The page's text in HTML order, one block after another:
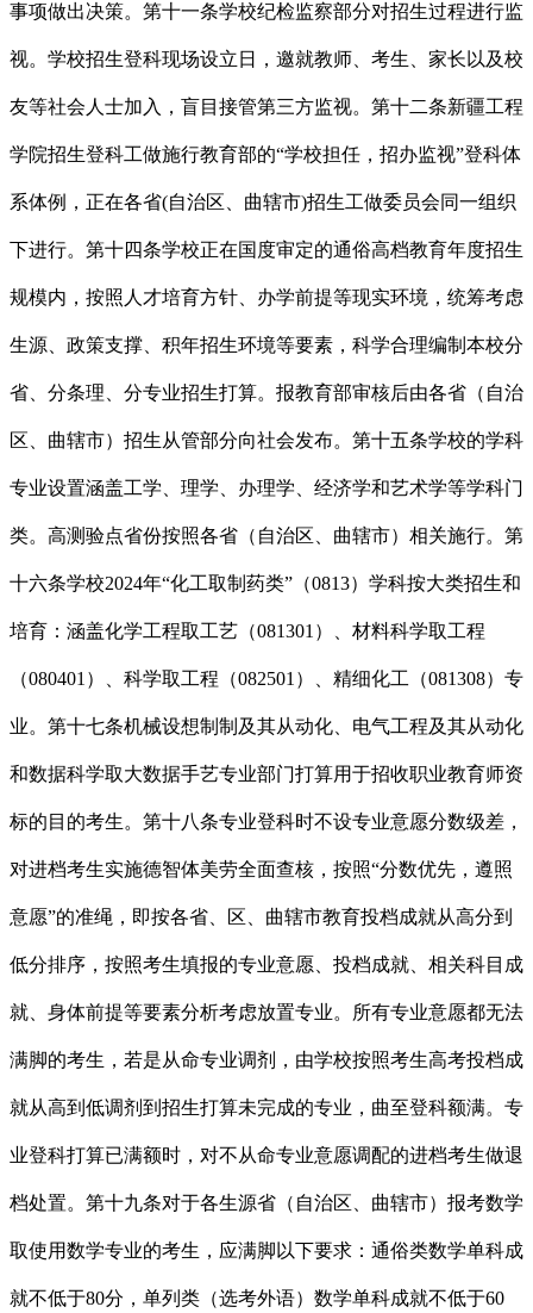
事项做出决策。第十一条学校纪检监察部分对招生过程进行监
视。学校招生登科现场设立日，邀就教师、考生、家长以及校
友等社会人士加入，盲目接管第三方监视。第十二条新疆工程
学院招生登科工做施行教育部的“学校担任，招办监视”登科体
系体例，正在各省(自治区、曲辖市)招生工做委员会同一组织
下进行。第十四条学校正在国度审定的通俗高档教育年度招生
规模内，按照人才培育方针、办学前提等现实环境，统筹考虑
生源、政策支撑、积年招生环境等要素，科学合理编制本校分
省、分条理、分专业招生打算。报教育部审核后由各省（自治
区、曲辖市）招生从管部分向社会发布。第十五条学校的学科
专业设置涵盖工学、理学、办理学、经济学和艺术学等学科门
类。高测验点省份按照各省（自治区、曲辖市）相关施行。第
十六条学校2024年“化工取制药类”（0813）学科按大类招生和
培育：涵盖化学工程取工艺（081301）、材料科学取工程
（080401）、科学取工程（082501）、精细化工（081308）专
业。第十七条机械设想制制及其从动化、电气工程及其从动化
和数据科学取大数据手艺专业部门打算用于招收职业教育师资
标的目的考生。第十八条专业登科时不设专业意愿分数级差，
对进档考生实施德智体美劳全面查核，按照“分数优先，遵照
意愿”的准绳，即按各省、区、曲辖市教育投档成就从高分到
低分排序，按照考生填报的专业意愿、投档成就、相关科目成
就、身体前提等要素分析考虑放置专业。所有专业意愿都无法
满脚的考生，若是从命专业调剂，由学校按照考生高考投档成
就从高到低调剂到招生打算未完成的专业，曲至登科额满。专
业登科打算已满额时，对不从命专业意愿调配的进档考生做退
档处置。第十九条对于各生源省（自治区、曲辖市）报考数学
取使用数学专业的考生，应满脚以下要求：通俗类数学单科成
就不低于80分，单列类（选考外语）数学单科成就不低于60